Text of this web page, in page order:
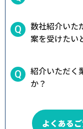
数社紹介いた
案を受けたい
紹介いただく
か？
よくある